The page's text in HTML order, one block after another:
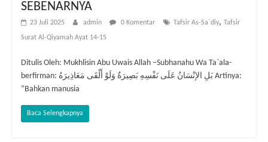
SEBENARNYA
23 Juli 2025 admin 0 Komentar Tafsir As-Sa`diy, Tafsir
Surat Al-Qiyamah Ayat 14-15
Ditulis Oleh: Mukhlisin Abu Uwais Allah –Subhanahu Wa Ta`ala-
berfirman: بَلِ الإنْسَانُ عَلَى نَفْسِهِ بَصِيرَةٌ وَلَوْ أَلْقَى مَعَاذِيرَهُ Artinya:
“Bahkan manusia
Baca Selengkapnya